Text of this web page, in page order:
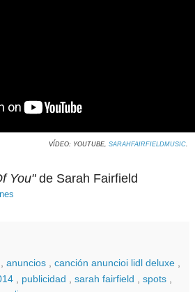
VÍDEO: YOUTUBE, SARAHFAIRFIELDMUSIC
You"de Sarah Fairfield
anuncios canción anuncioi lidl deluxe
publicidad sarah fairfield spots